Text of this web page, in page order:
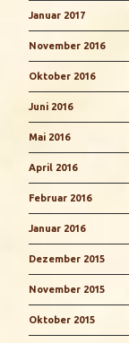
Januar 2017
November 2016
Oktober 2016
Juni 2016
Mai 2016
April 2016
Februar 2016
Januar 2016
Dezember 2015
November 2015
Oktober 2015